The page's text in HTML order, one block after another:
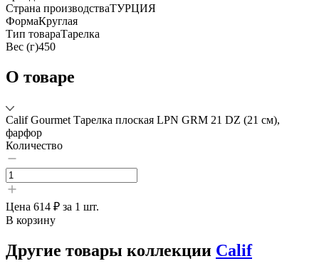
Страна производстваТУРЦИЯ
ФормаКруглая
Тип товараТарелка
Вес (г)450
О товаре
Calif Gourmet Тарелка плоская LPN GRM 21 DZ (21 см),
фарфор
Количество
Цена 614 ₽ за 1 шт.
В корзину
Другие товары коллекции Calif